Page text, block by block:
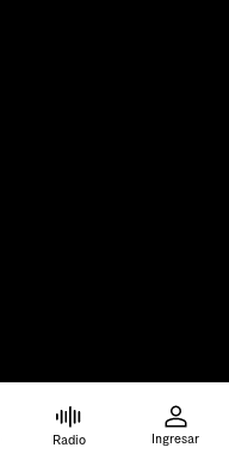
Radio Ingresar